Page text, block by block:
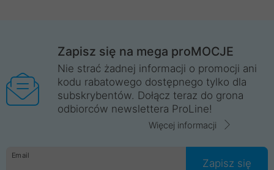
Zapisz się na mega proMOCJE
Nie strać żadnej informacji o promocji ani
kodu rabatowego dostępnego tylko dla
subskrybentów. Dołącz teraz do grona
odbiorców newslettera ProLine!
Więcej informacji
Email
Zapisz się